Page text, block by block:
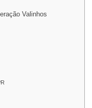
Valinhos